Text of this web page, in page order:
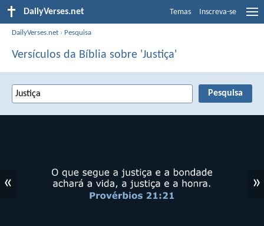
DailyVerses.net Temas Inscreva-se
DailyVerses.net › Pesquisa
Versículos da Bíblia sobre 'Justiça'
« »